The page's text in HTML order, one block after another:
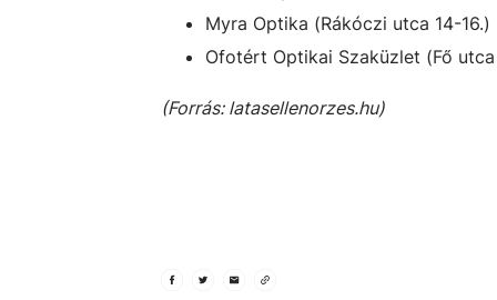
Myra Optika (Rákóczi utca 14-16.)
Ofotért Optikai Szaküzlet (Fő
(Forrás: latasellenorzes.hu)